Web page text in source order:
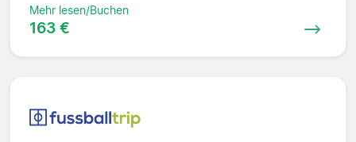
Mehr lesen/Buchen
163 €